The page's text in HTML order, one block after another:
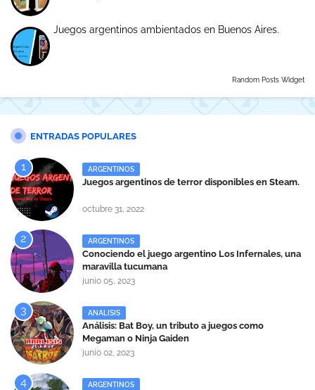
Juegos argentinos ambientados en Buenos Aires.
Random Posts Widget
ENTRADAS POPULARES
ARGENTINOS
Juegos argentinos de terror disponibles en Steam.
octubre 31, 2022
ARGENTINOS
Conociendo el juego argentino Los Infernales, una
maravilla tucumana
junio 05, 2023
ANALISIS
Análisis: Bat Boy, un tributo a juegos como
Megaman o Ninja Gaiden
junio 02, 2023
ARGENTINOS